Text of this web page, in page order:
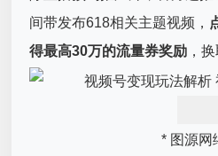
间带发布618相关主题视频，
得最高30万的流量券奖励 ，
* 图源网